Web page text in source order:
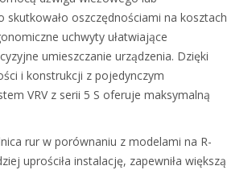
skutkowało oszczędnościami na kosztach
uchwyty ułatwiające
umieszczanie urządzenia. Dzięki
i konstrukcji z pojedynczym
VRV z serii 5 S oferuje maksymalną
rur w porównaniu z modelami na R-
uprościła instalację, zapewniła większą